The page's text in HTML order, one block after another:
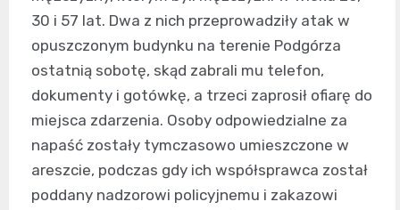
30 i 57 lat. Dwa z nich przeprowadziły atak w
opuszczonym budynku na terenie Podgórza
ostatnią sobotę, skąd zabrali mu telefon,
dokumenty i gotówkę, a trzeci zaprosił ofiarę do
miejsca zdarzenia. Osoby odpowiedzialne za
napaść zostały tymczasowo umieszczone w
areszcie, podczas gdy ich współsprawca został
poddany nadzorowi policyjnemu i zakazowi